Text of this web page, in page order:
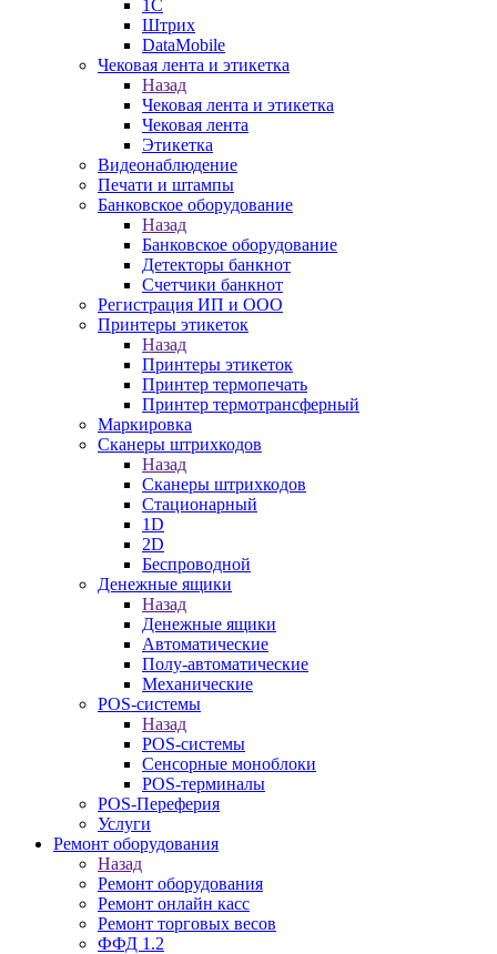
1С
Штрих
DataMobile
Чековая лента и этикетка
Назад
Чековая лента и этикетка
Чековая лента
Этикетка
Видеонаблюдение
Печати и штампы
Банковское оборудование
Назад
Банковское оборудование
Детекторы банкнот
Счетчики банкнот
Регистрация ИП и ООО
Принтеры этикеток
Назад
Принтеры этикеток
Принтер термопечать
Принтер термотрансферный
Маркировка
Сканеры штрихкодов
Назад
Сканеры штрихкодов
Стационарный
1D
2D
Беспроводной
Денежные ящики
Назад
Денежные ящики
Автоматические
Полу-автоматические
Механические
POS-системы
Назад
POS-системы
Сенсорные моноблоки
POS-терминалы
POS-Переферия
Услуги
Ремонт оборудования
Назад
Ремонт оборудования
Ремонт онлайн касс
Ремонт торговых весов
ФФД 1.2